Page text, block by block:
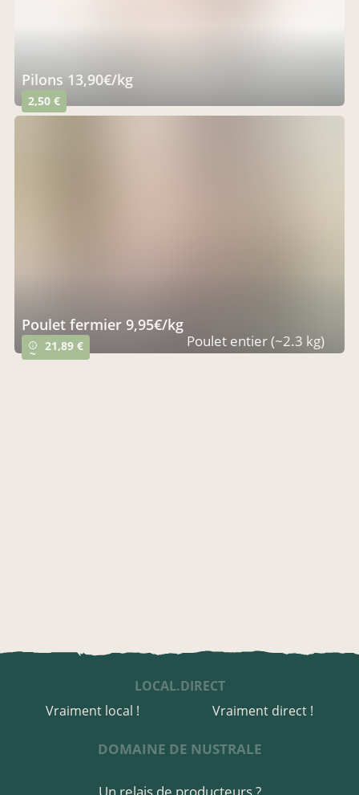
pilons 13,90€/kg
2,50 €
poulet fermier 9,95€/kg
info_outline
~ 21,89 € Poulet entier (~2.3 kg)
LOCAL.DIRECT
Vraiment local !
Vraiment direct !
DOMAINE DE NUSTRALE